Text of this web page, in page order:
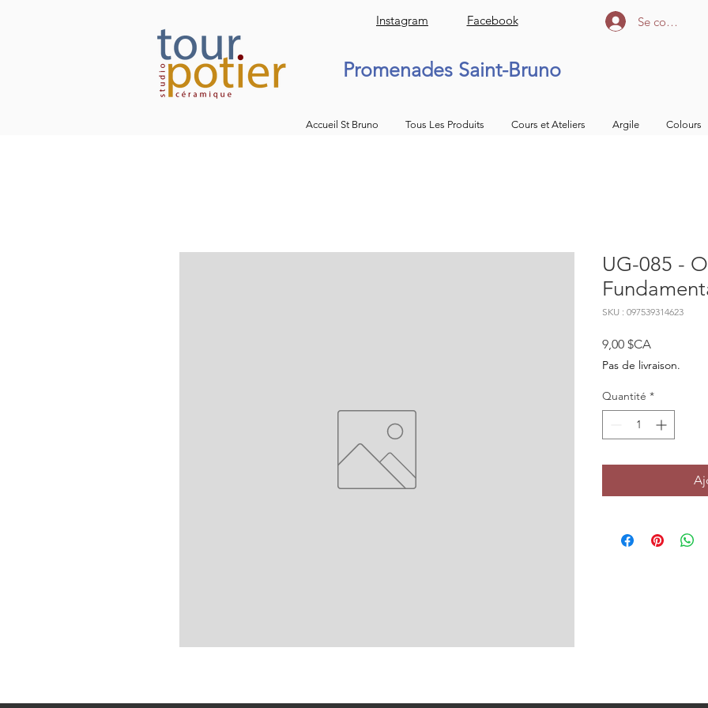
Instagram Facebook Se connecter
Promenades Saint-Bruno
Accueil St Bruno Tous Les Produits Cours et Ateliers Argile Colours
UG-085 -
SKU : 097539314623
9,00 $CAPrix
Pas de livraison.
Quantité *